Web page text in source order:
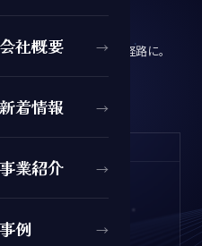
会社概要 →
新着情報 →
事業紹介 →
事例 →
クノロジー導入を最短経路に。